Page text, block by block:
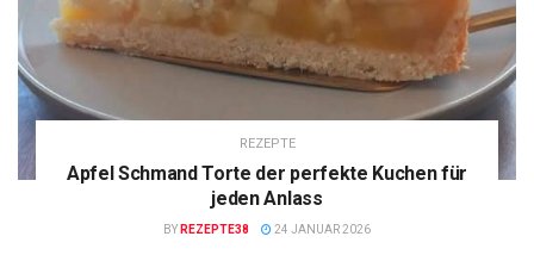
REZEPTE
Apfel Schmand Torte der perfekte Kuchen für
jeden Anlass
BY REZEPTE38 24 JANUAR 2026